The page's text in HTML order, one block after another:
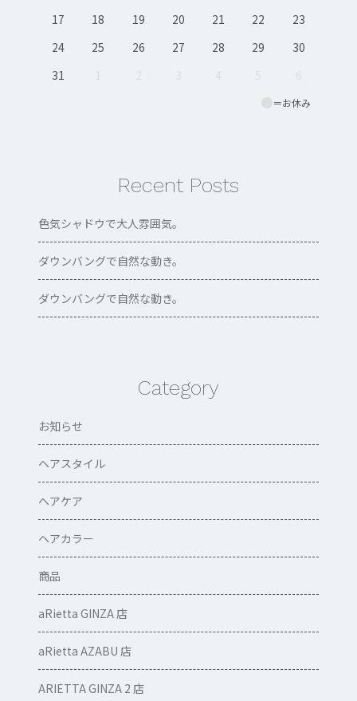
＝お休み
17
18 19 20 21 22
23
24
25 26 27 28 29
30
31
1 2 3 4 5 6
Recent Posts
色気シャドウで大人雰囲気。
ダウンバングで自然な動き。
ダウンバングで自然な動き。
Category
お知らせ
ヘアスタイル
ヘアケア
ヘアカラー
商品
aRietta GINZA 店
aRietta AZABU 店
ARIETTA GINZA 2 店